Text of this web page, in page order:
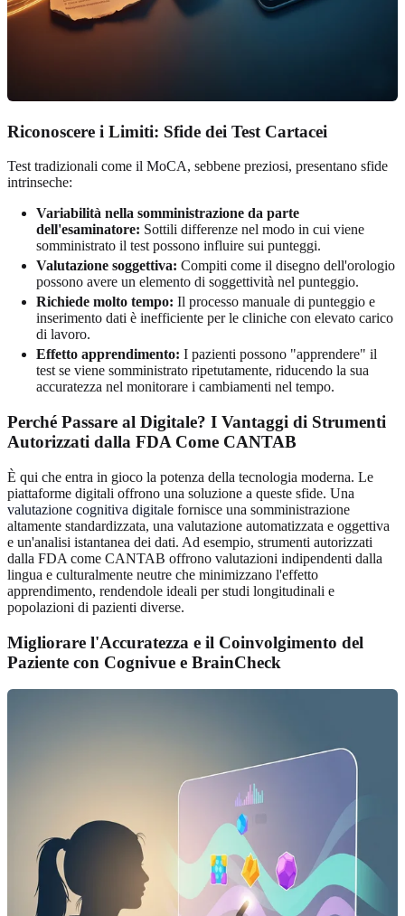
Riconoscere i Limiti: Sfide dei Test Cartacei
Test tradizionali come il MoCA, sebbene preziosi, presentano sfide
intrinseche:
Variabilità nella somministrazione da parte
dell'esaminatore: Sottili differenze nel modo in cui viene
somministrato il test possono influire sui punteggi.
Valutazione soggettiva: Compiti come il disegno dell'orologio
possono avere un elemento di soggettività nel punteggio.
Richiede molto tempo: Il processo manuale di punteggio e
inserimento dati è inefficiente per le cliniche con elevato carico
di lavoro.
Effetto apprendimento: I pazienti possono "apprendere" il
test se viene somministrato ripetutamente, riducendo la sua
accuratezza nel monitorare i cambiamenti nel tempo.
Perché Passare al Digitale? I Vantaggi di Strumenti
Autorizzati dalla FDA Come CANTAB
È qui che entra in gioco la potenza della tecnologia moderna. Le
piattaforme digitali offrono una soluzione a queste sfide. Una
valutazione cognitiva digitale fornisce una somministrazione
altamente standardizzata, una valutazione automatizzata e oggettiva
e un'analisi istantanea dei dati. Ad esempio, strumenti autorizzati
dalla FDA come CANTAB offrono valutazioni indipendenti dalla
lingua e culturalmente neutre che minimizzano l'effetto
apprendimento, rendendole ideali per studi longitudinali e
popolazioni di pazienti diverse.
Migliorare l'Accuratezza e il Coinvolgimento del
Paziente con Cognivue e BrainCheck